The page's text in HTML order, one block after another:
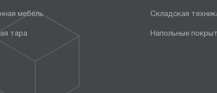
мебель Складская
тара Напольные